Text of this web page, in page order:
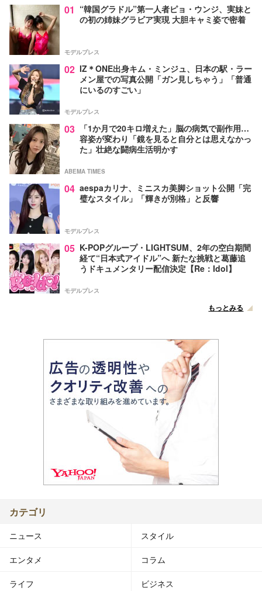
01 “韓国グラドル”第一人者ピョ・ウンジ、実妹と
の初の姉妹グラビア実現 大胆キャミ姿で密着
モデルプレス
02 IZ＊ONE出身キム・ミンジュ、日本の駅・ラー
メン屋での写真公開「ガン見しちゃう」「普通
にいるのすごい」
モデルプレス
03
「1か月で20キロ増えた」脳の病気で副作用…
容姿が変わり「鏡を見ると自分とは思えなかっ
た」壮絶な闘病生活明かす
ABEMA TIMES
04 aespaカリナ、ミニスカ美脚ショット公開「完
璧なスタイル」「輝きが別格」と反響
モデルプレス
05 K-POPグループ・LIGHTSUM、2年の空白期間
経て“日本式アイドル”へ 新たな挑戦と葛藤追
うドキュメンタリー配信決定【Re：Idol】
モデルプレス
もっとみる
カテゴリ
ニュース スタイル
エンタメ コラム
ライフ ビジネス